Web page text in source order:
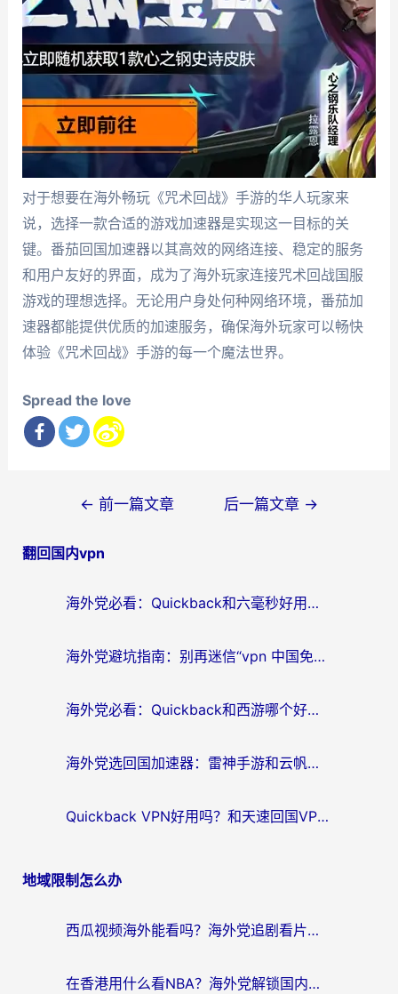
对于想要在海外畅玩《咒术回战》手游的华人玩家来
说，选择一款合适的游戏加速器是实现这一目标的关
键。番茄回国加速器以其高效的网络连接、稳定的服务
和用户友好的界面，成为了海外玩家连接咒术回战国服
游戏的理想选择。无论用户身处何种网络环境，番茄加
速器都能提供优质的加速服务，确保海外玩家可以畅快
体验《咒术回战》手游的每一个魔法世界。
Spread the love
导
← 前一篇文章 后一篇文章 →
翻回国内vpn
海外党必看：Quickback和六毫秒好用吗？3步选对回国加速器，无缝刷国内剧玩游戏
海外党避坑指南：别再迷信“vpn 中国免费”，选对回国加速器才能无缝刷国内资源
海外党必看：Quickback和西游哪个好？3个维度教你选对回国加速器
海外党选回国加速器：雷神手游和云帆哪个好？附3组对比+避坑指南
Quickback VPN好用吗？和天速回国VPN对比哪个回国效果更好？海外党必看的真实体验指南
地域限制怎么办
西瓜视频海外能看吗？海外党追剧看片的终极解决方案来了
在香港用什么看NBA？海外党解锁国内体育直播的终极攻略